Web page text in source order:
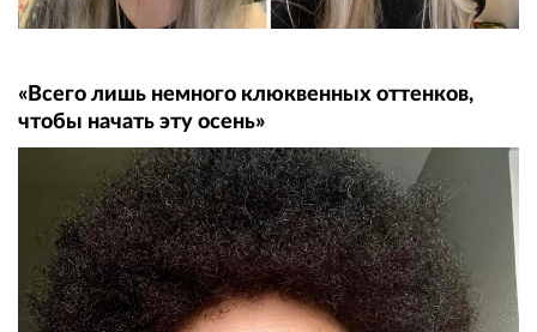
«Всего лишь немного клюквенных оттенков,
чтобы начать эту осень»